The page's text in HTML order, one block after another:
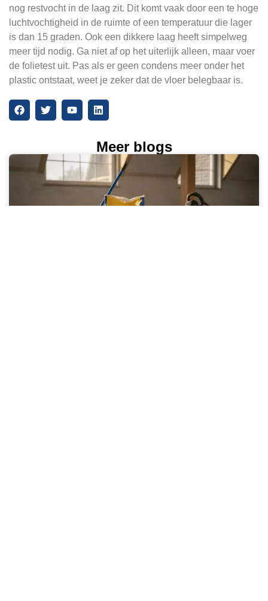
nog restvocht in de laag zit. Dit komt vaak door een te hoge
luchtvochtigheid in de ruimte of een temperatuur die lager
is dan 15 graden. Ook een dikkere laag heeft simpelweg
meer tijd nodig. Ga niet af op het uiterlijk alleen, maar voer
de folietest uit. Pas als er geen condens meer onder het
plastic ontstaat, weet je zeker dat de vloer belegbaar is.
Meer blogs